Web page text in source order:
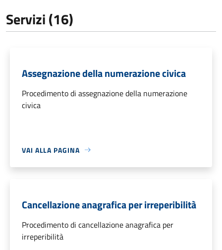
Servizi (16)
Assegnazione della numerazione civica
Procedimento di assegnazione della numerazione
civica
VAI ALLA PAGINA
Cancellazione anagrafica per irreperibilità
Procedimento di cancellazione anagrafica per
irreperibilità